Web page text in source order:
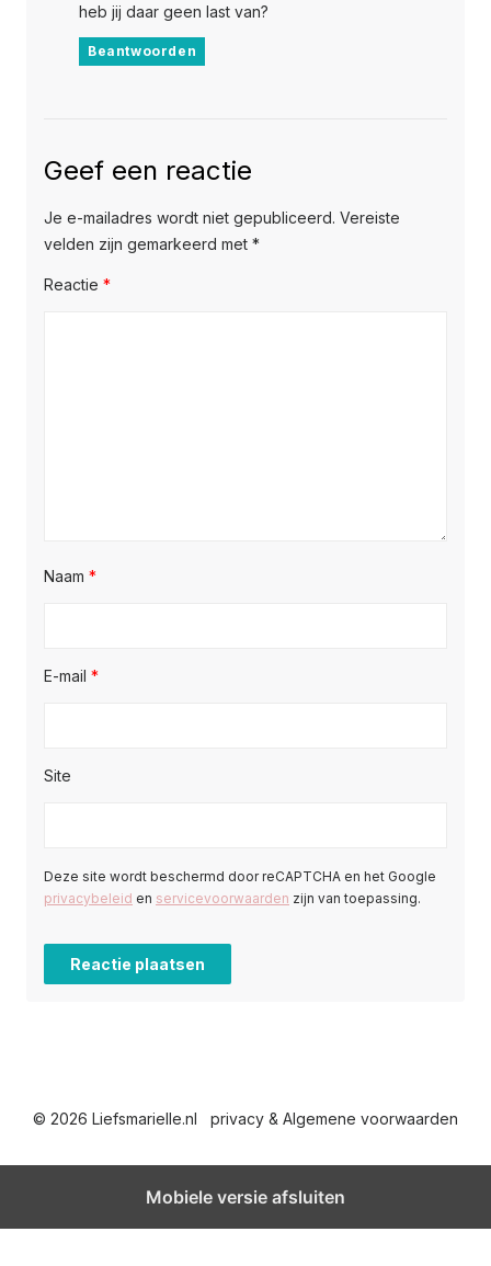
heb jij daar geen last van?
Beantwoorden
Geef een reactie
Je e-mailadres wordt niet gepubliceerd. Vereiste
velden zijn gemarkeerd met *
Reactie *
Naam *
E-mail *
Site
Deze site wordt beschermd door reCAPTCHA en het Google
privacybeleid en servicevoorwaarden zijn van toepassing.
© 2026 Liefsmarielle.nl privacy & Algemene voorwaarden
Mobiele versie afsluiten